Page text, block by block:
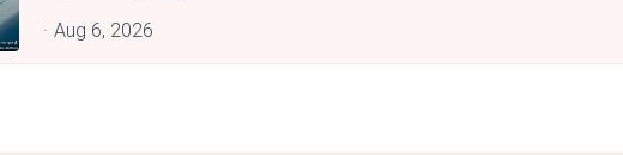
Aug 6, 2026